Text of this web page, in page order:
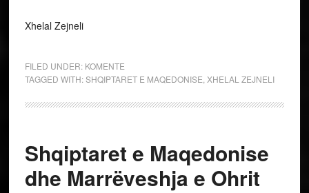
Xhelal Zejneli
FILED UNDER: KOMENTE
TAGGED WITH:SHQIPTARET E MAQEDONISE XHELAL ZEJNELI
Shqiptaret e Maqedonise
dhe Marrëveshja e Ohrit